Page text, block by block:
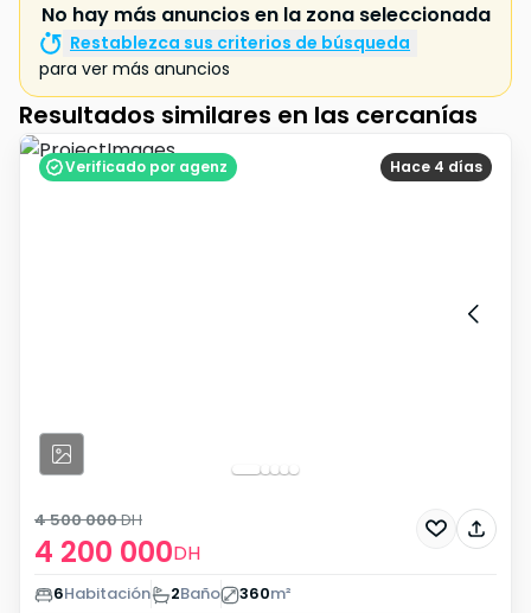
No hay más anuncios en la zona seleccionada
Restablezca sus criterios de búsqueda
para ver más anuncios
Resultados similares en las cercanías
Hace 4 días
Verificado por agenz
4 200 000DH
4 500 000DH
6Habitación 2Baño 360m²